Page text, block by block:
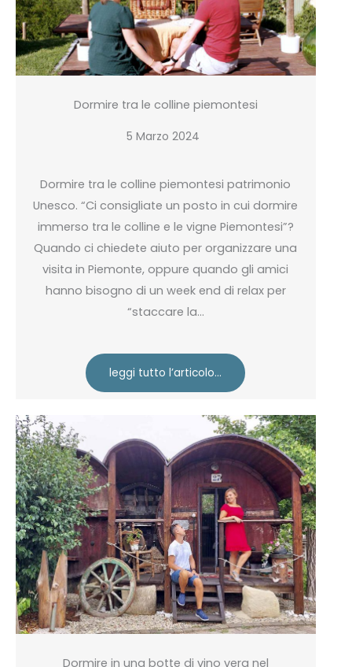
Dormire tra le colline piemontesi
5 Marzo 2024
Dormire tra le colline piemontesi patrimonio
Unesco. “Ci consigliate un posto in cui dormire
immerso tra le colline e le vigne Piemontesi”?
Quando ci chiedete aiuto per organizzare una
visita in Piemonte, oppure quando gli amici
hanno bisogno di un week end di relax per
“staccare la…
leggi tutto l’articolo…
Dormire in una botte di vino vera nel